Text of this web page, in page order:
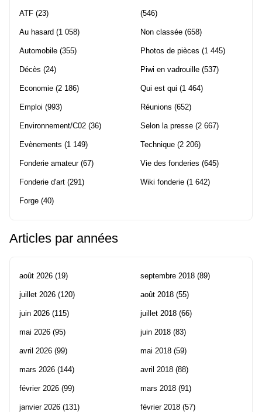
ATF (23)
Au hasard (1 058)
Automobile (355)
Décès (24)
Economie (2 186)
Emploi (993)
Environnement/C02 (36)
Evènements (1 149)
Fonderie amateur(67)
Fonderie d'art (291)
Forge (40)
(546)
Non classée (658)
Photos de pièces (1 445)
Piwi en vadrouille (537)
Qui est qui (1 464)
Réunions (652)
Selon la presse (2 667)
Technique (2 206)
Vie des fonderies (645)
Wiki fonderie (1 642)
Articles par années
août 2026 (19)
juillet 2026 (120)
juin 2026 (115)
mai 2026 (95)
avril 2026 (99)
mars 2026 (144)
février 2026 (99)
janvier 2026 (131)
septembre 2018 (89)
août 2018 (55)
juillet 2018 (66)
juin 2018 (83)
mai 2018 (59)
avril 2018 (88)
mars 2018 (91)
février 2018 (57)